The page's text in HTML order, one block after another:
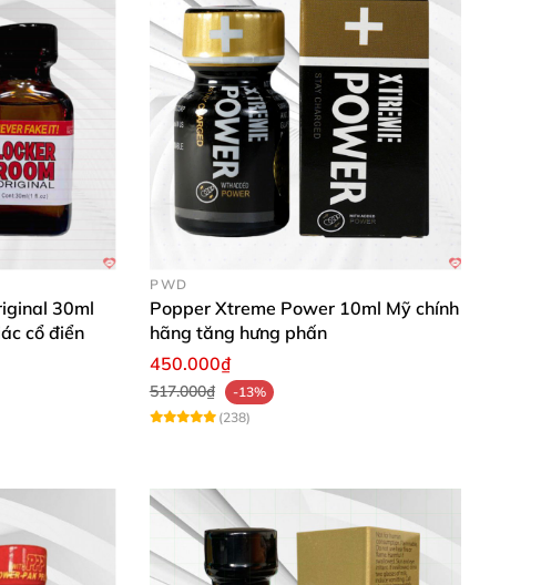
30ml
cổ điển
PWD
Popper Xtreme Power 10ml Mỹ chính
hãng tăng hưng phấn
450.000₫
517.000₫
-13%
(238)